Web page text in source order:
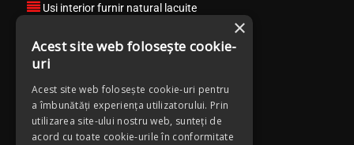
Usi interior furnir natural lacuite
Usi interior CPL 3D Matrix Slim Line
Usi interior Filomuro
Politici
×
Acest site web folosește cookie-
uri
Acest site web folosește cookie-uri pentru
a îmbunătăți experiența utilizatorului. Prin
utilizarea site-ului nostru web, sunteți de
acord cu toate cookie-urile în conformitate